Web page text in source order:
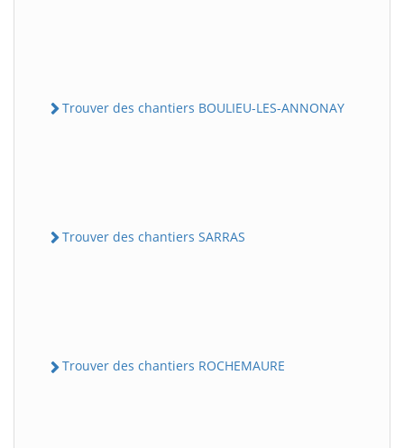
Trouver des chantiers BOULIEU-LES-ANNONAY
Trouver des chantiers SARRAS
Trouver des chantiers ROCHEMAURE